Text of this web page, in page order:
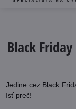
Black
Jedine cez Black
ísť preč!